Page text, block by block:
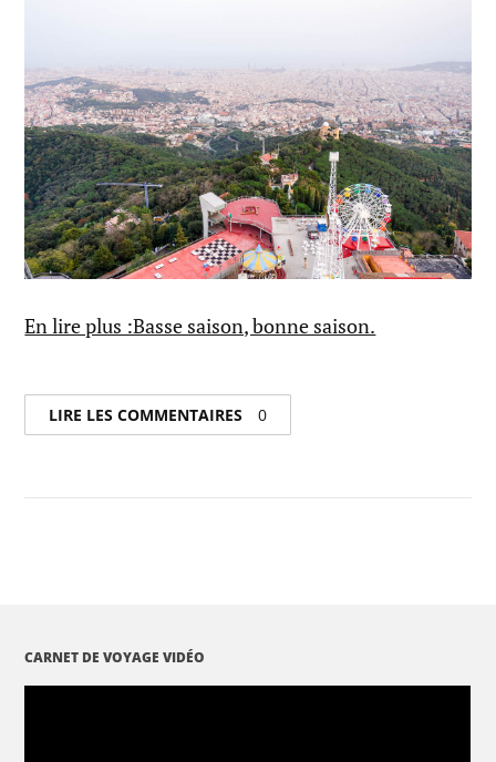
En lire plus :Basse saison, bonne saison.
LIRE LES COMMENTAIRES 0
CARNET DE VOYAGE VIDÉO